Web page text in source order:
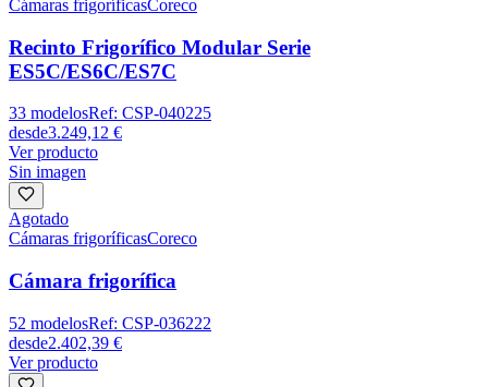
Cámaras frigoríficasCoreco
Recinto Frigorífico Modular Serie
ES5C/ES6C/ES7C
33 modelosRef: CSP-040225
desde3.249,12 €
Ver producto
Sin imagen
Agotado
Cámaras frigoríficasCoreco
Cámara frigorífica
52 modelosRef: CSP-036222
desde2.402,39 €
Ver producto